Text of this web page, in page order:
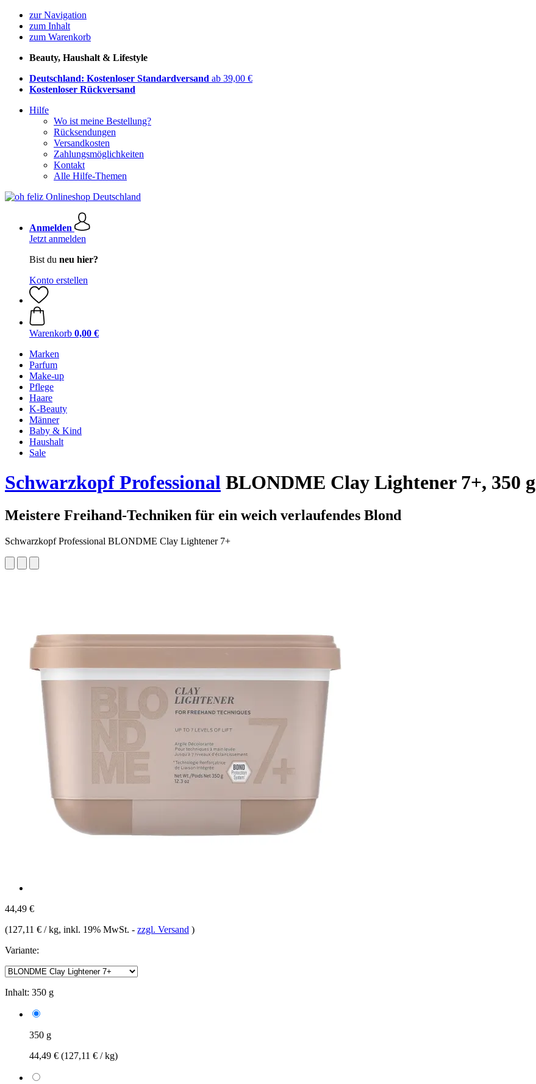
zur Navigation
zum Inhalt
zum Warenkorb
Beauty, Haushalt & Lifestyle
Deutschland: Kostenloser Standardversand ab 39,00 €
Kostenloser Rückversand
Hilfe
Wo ist meine Bestellung?
Rücksendungen
Versandkosten
Zahlungsmöglichkeiten
Kontakt
Alle Hilfe-Themen
Anmelden
Jetzt anmelden
Bist du neu hier?
Konto erstellen
Warenkorb 0,00 €
Marken
Parfum
Make-up
Pflege
Haare
K-Beauty
Männer
Baby & Kind
Haushalt
Sale
Schwarzkopf Professional BLONDME Clay Lightener 7+, 350 g
Meistere Freihand-Techniken für ein weich verlaufendes Blond
Schwarzkopf Professional BLONDME Clay Lightener 7+
44,49 €
(127,11 € / kg, inkl. 19% MwSt. - zzgl. Versand )
Variante:
Inhalt: 350 g
350 g
44,49 € (127,11 € / kg)